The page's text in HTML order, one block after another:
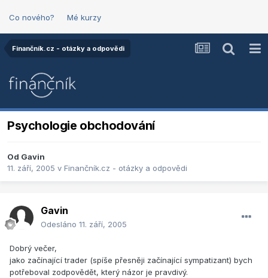
Co nového? Mé kurzy
Finančník.cz - otázky a odpovědi
Psychologie obchodování
Od Gavin
11. září, 2005 v Finančník.cz - otázky a odpovědi
Gavin
Odesláno 11. září, 2005
Dobrý večer,
jako začínající trader (spíše přesněji začínající sympatizant) bych
potřeboval zodpovědět, který názor je pravdivý.